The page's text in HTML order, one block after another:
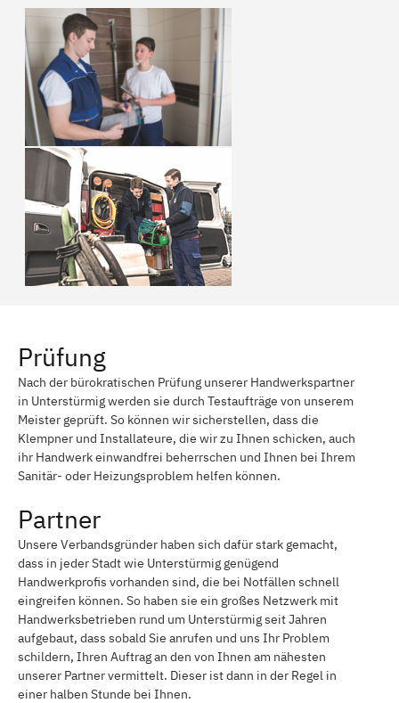
Prüfung
Nach der bürokratischen Prüfung unserer Handwerkspartner
in Unterstürmig werden sie durch Testaufträge von unserem
Meister geprüft. So können wir sicherstellen, dass die
Klempner und Installateure, die wir zu Ihnen schicken, auch
ihr Handwerk einwandfrei beherrschen und Ihnen bei Ihrem
Sanitär- oder Heizungsproblem helfen können.
Partner
Unsere Verbandsgründer haben sich dafür stark gemacht,
dass in jeder Stadt wie Unterstürmig genügend
Handwerkprofis vorhanden sind, die bei Notfällen schnell
eingreifen können. So haben sie ein großes Netzwerk mit
Handwerksbetrieben rund um Unterstürmig seit Jahren
aufgebaut, dass sobald Sie anrufen und uns Ihr Problem
schildern, Ihren Auftrag an den von Ihnen am nähesten
unserer Partner vermittelt. Dieser ist dann in der Regel in
einer halben Stunde bei Ihnen.